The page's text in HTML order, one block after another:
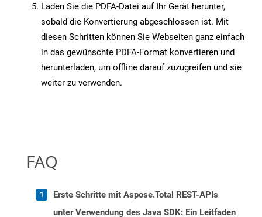
Laden Sie die PDFA-Datei auf Ihr Gerät herunter,
sobald die Konvertierung abgeschlossen ist. Mit
diesen Schritten können Sie Webseiten ganz einfach
in das gewünschte PDFA-Format konvertieren und
herunterladen, um offline darauf zuzugreifen und sie
weiter zu verwenden.
FAQ
Erste Schritte mit Aspose.Total REST-APIs
unter Verwendung des Java SDK: Ein Leitfaden